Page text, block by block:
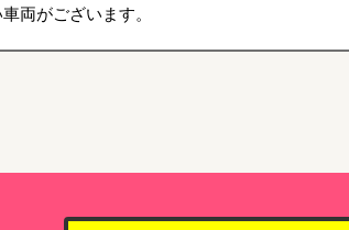
両がございます。